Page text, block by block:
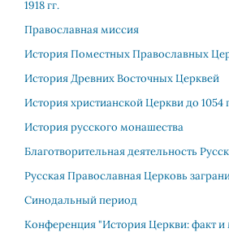
1918 гг.
Православная миссия
История Поместных Православных
История Древних Восточных Церквей
История христианской Церкви до 1054
История русского монашества
Благотворительная деятельность
Русская Православная Церковь
Синодальный период
Конференция "История Церкви: факт